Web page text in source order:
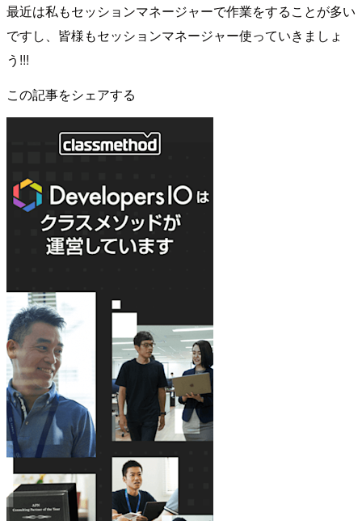
最近は私もセッションマネージャーで作業をすることが多い
ですし、皆様もセッションマネージャー使っていきましょ
う!!!
この記事をシェアする